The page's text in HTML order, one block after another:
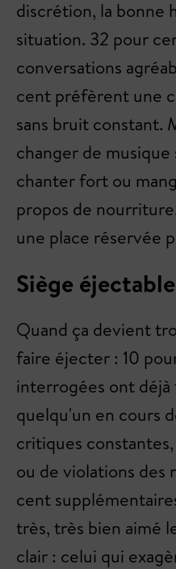
discrétion, la bonne
situation. 32 pour
conversations
cent préfèrent une
sans bruit constant.
changer de musique
chanter fort ou
propos de
une place réservée
Siège éjectable
Quand ça devient
faire éjecter : 10
interrogées ont
quelqu'un en cours
critiques
ou de violations des
cent
très, très bien aimé
clair : celui qui